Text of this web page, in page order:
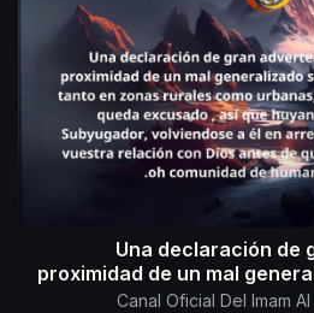
Una declaración de
proximidad de un mal
Canal Oficial Del Imam